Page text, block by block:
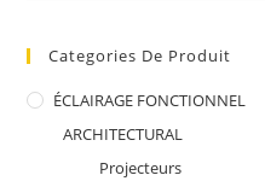
Categories De Produit
ÉCLAIRAGE FONCTIONNEL
ARCHITECTURAL
Projecteurs